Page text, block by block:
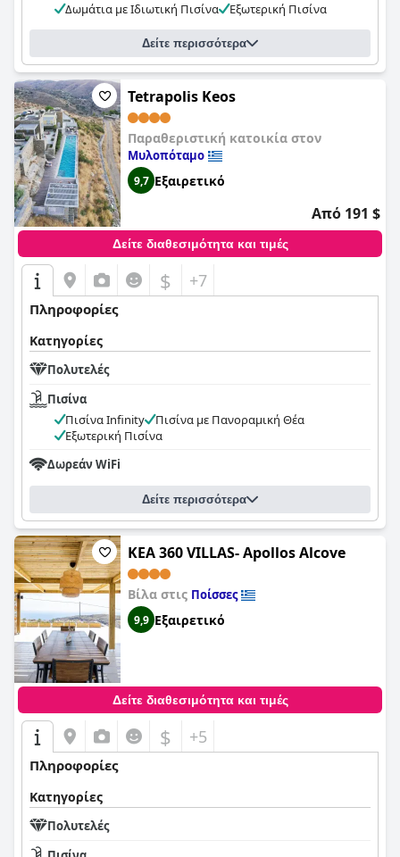
Δωμάτια με Ιδιωτική Πισίνα
Εξωτερική Πισίνα
Δείτε περισσότερα
Tetrapolis Keos
Παραθεριστική κατοικία στον
Μυλοπόταμο
9,7 Εξαιρετικό
Από 191 $
Δείτε διαθεσιμότητα και τιμές
$ +7
Πληροφορίες
Κατηγορίες
Πολυτελές
Πισίνα
Πισίνα Infinity
Πισίνα με Πανοραμική Θέα
Εξωτερική Πισίνα
Δωρεάν WiFi
Δείτε περισσότερα
KEA 360 VILLAS- Apollos Alcove
Βίλα στις Ποίσσες
9,9 Εξαιρετικό
Δείτε διαθεσιμότητα και τιμές
$ +5
Πληροφορίες
Κατηγορίες
Πολυτελές